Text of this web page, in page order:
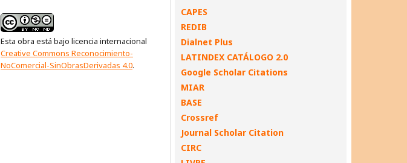
Esta obra está bajo licencia internacional
Creative Commons Reconocimiento-
NoComercial-SinObrasDerivadas 4.0.
CAPES
REDIB
Dialnet Plus
LATINDEX CATÁLOGO 2.0
Google Scholar Citations
MIAR
BASE
Crossref
Journal Scholar Citation
CIRC